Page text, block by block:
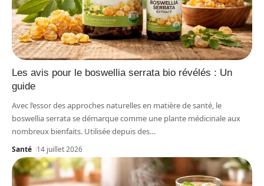
Les avis pour le boswellia serrata bio révélés : Un
guide
Avec l’essor des approches naturelles en matière de santé, le
boswellia serrata se démarque comme une plante médicinale aux
nombreux bienfaits. Utilisée depuis des…
Santé 14 juillet 2026